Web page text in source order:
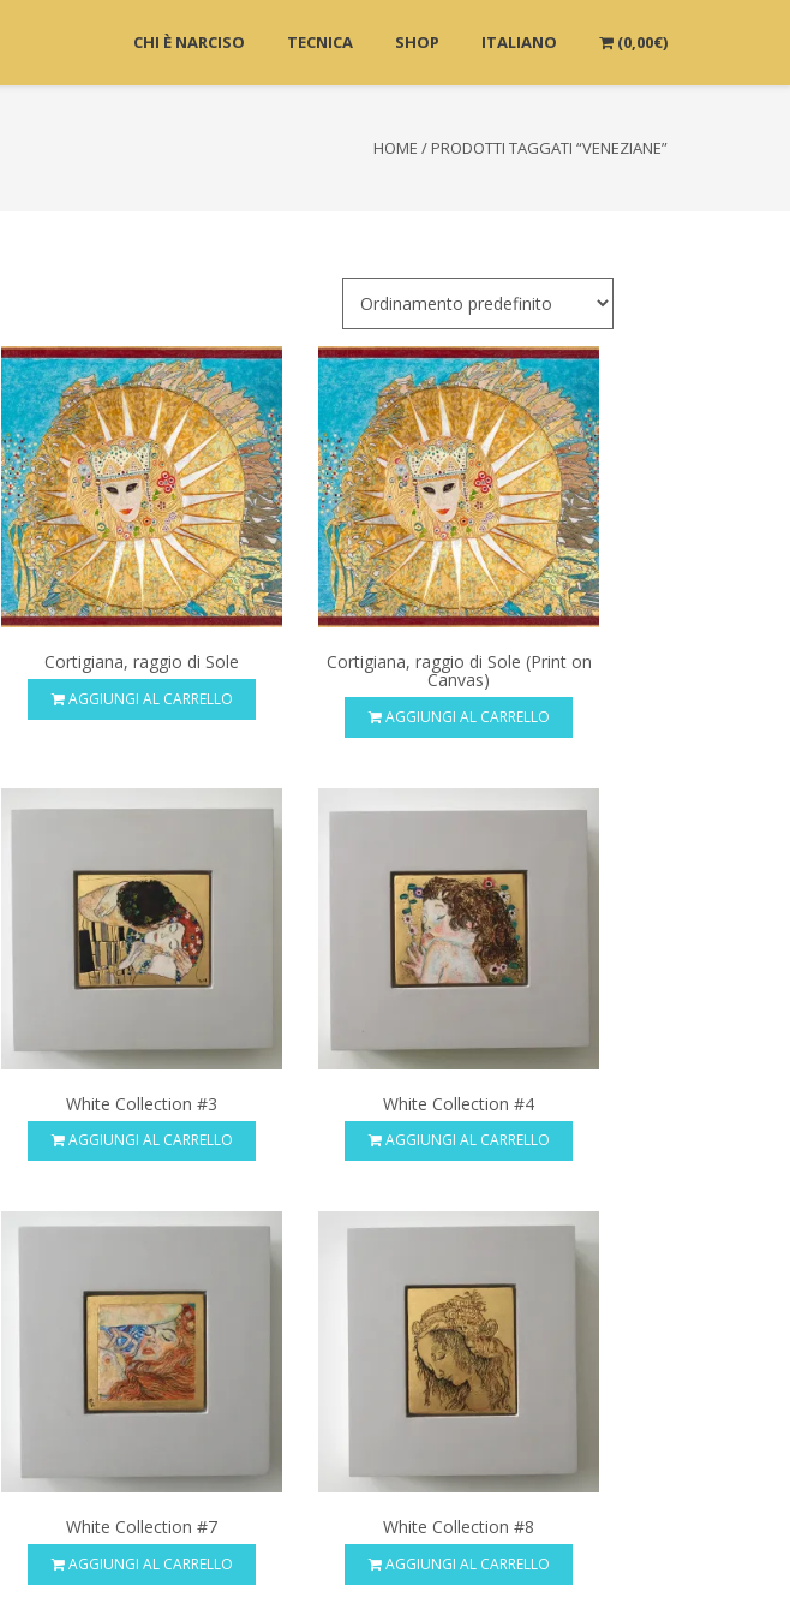
CHI È NARCISO TECNICA SHOP ITALIANO (0,00€)
HOME / PRODOTTI TAGGATI “VENEZIANE”
Cortigiana, raggio di Sole
AGGIUNGI AL CARRELLO
Cortigiana, raggio di Sole (Print on
Canvas)
AGGIUNGI AL CARRELLO
White Collection #3
AGGIUNGI AL CARRELLO
White Collection #4
AGGIUNGI AL CARRELLO
White Collection #7
AGGIUNGI AL CARRELLO
White Collection #8
AGGIUNGI AL CARRELLO